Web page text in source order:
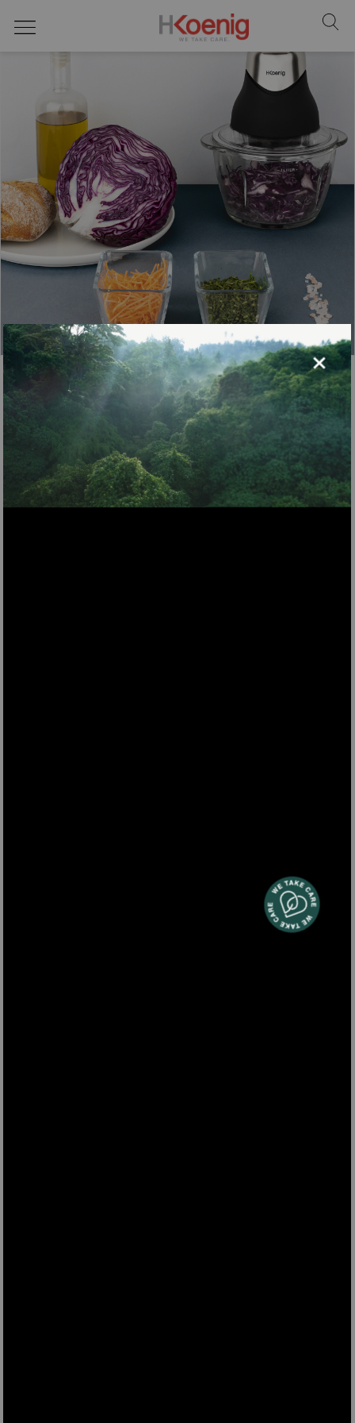
×
REGRESAR
mini picadora eléctrica de
alimentos
¡Disfruta de la practicidad de la mini picadora eléctrica
49,00 €
Características